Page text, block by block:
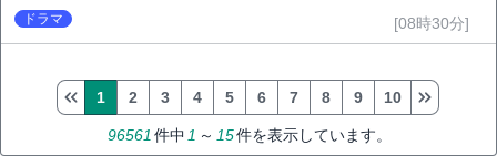
ドラマ [08時30分]
96561 件中 1 ～ 15件を表示しています。
1 2 3 4 5 6 7 8 9 10